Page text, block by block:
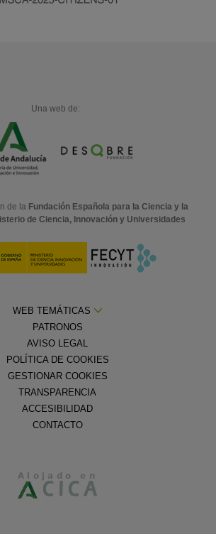
Una web de:
de la Fundación Española para la Ciencia y la
de Ciencia, Innovación y Universidades
WEB TEMÁTICAS
PATRONOS
AVISO LEGAL
POLÍTICA DE COOKIES
GESTIONAR COOKIES
TRANSPARENCIA
ACCESIBILIDAD
CONTACTO